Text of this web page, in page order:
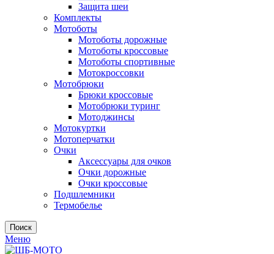
Защита шеи
Комплекты
Мотоботы
Мотоботы дорожные
Мотоботы кроссовые
Мотоботы спортивные
Мотокроссовки
Мотобрюки
Брюки кроссовые
Мотобрюки туринг
Мотоджинсы
Мотокуртки
Мотоперчатки
Очки
Аксессуары для очков
Очки дорожные
Очки кроссовые
Подшлемники
Термобелье
Поиск
Меню